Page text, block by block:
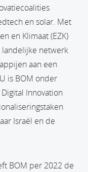
en solar. Met
en Klimaat (EZK)
landelijke netwerk
aan een
is BOM onder
Innovation
Israël en de
BOM per 2022 de